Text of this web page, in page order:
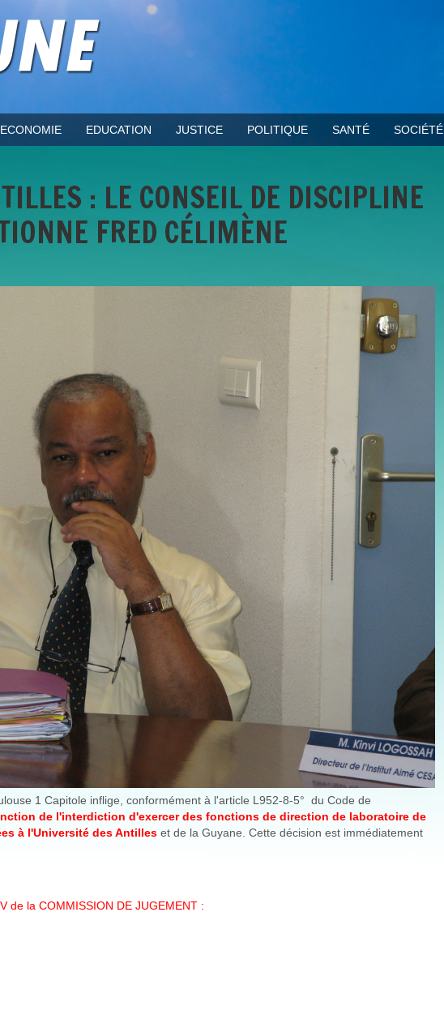
ECONOMIE EDUCATION JUSTICE POLITIQUE SANTÉ SOCIÉTÉ
: LE CONSEIL DE DISCIPLINE
FRED CÉLIMÈNE
1 Capitole inflige, conformément à l'article L952-8-5° du Code de
de l'interdiction d'exercer des fonctions de direction de laboratoire de
à l'Université des Antilles et de la Guyane. Cette décision est immédiatement
de la COMMISSION DE JUGEMENT :